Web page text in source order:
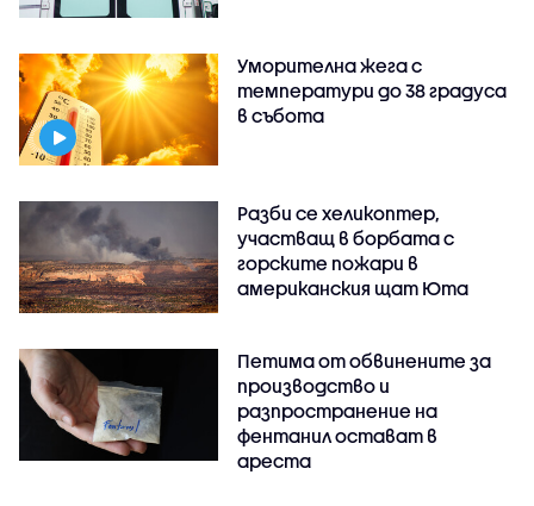
Уморителна жега с
температури до 38 градуса
в събота
Разби се хеликоптер,
участващ в борбата с
горските пожари в
американския щат Юта
Петима от обвинените за
производство и
разпространение на
фентанил остават в
ареста